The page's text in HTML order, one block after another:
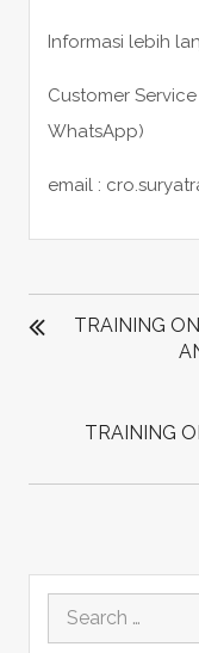
Informasi lebih
Customer
WhatsApp)
email :
POST
NAVIGATION
TRAINING
TRAINING
Search
for: